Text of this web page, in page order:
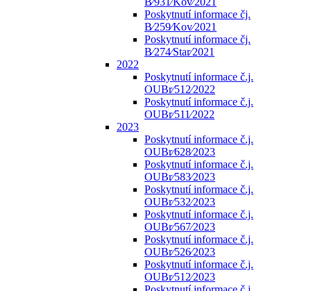
Poskytnutí informace čj.
B⁄259⁄Kov⁄2021
Poskytnutí informace čj.
B⁄274⁄Star⁄2021
2022
Poskytnutí informace č.j.
OUBr⁄512⁄2022
Poskytnutí informace č.j.
OUBr⁄511⁄2022
2023
Poskytnutí informace č.j.
OUBr⁄628⁄2023
Poskytnutí informace č.j.
OUBr⁄583⁄2023
Poskytnutí informace č.j.
OUBr⁄532⁄2023
Poskytnutí informace č.j.
OUBr⁄567⁄2023
Poskytnutí informace č.j.
OUBr⁄526⁄2023
Poskytnutí informace č.j.
OUBr⁄512⁄2023